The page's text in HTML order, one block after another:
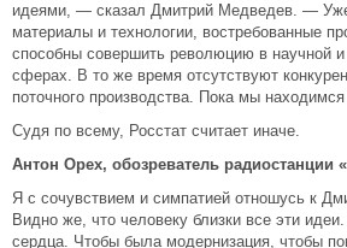
идеями, — сказал Дмитрий Медведев. —
материалы и технологии, востребованные
способны совершить революцию в научной и
сферах. В то же время отсутствуют
поточного производства. Пока мы
Судя по всему, Росстат считает иначе.
Антон Орех, обозреватель радиостанции
Я с сочувствием и симпатией отношусь к
Видно же, что человеку близки все эти
сердца. Чтобы была модернизация, чтобы